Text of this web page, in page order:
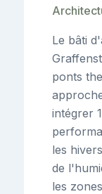
Le bâti
ponts
intégrer
les
de
les